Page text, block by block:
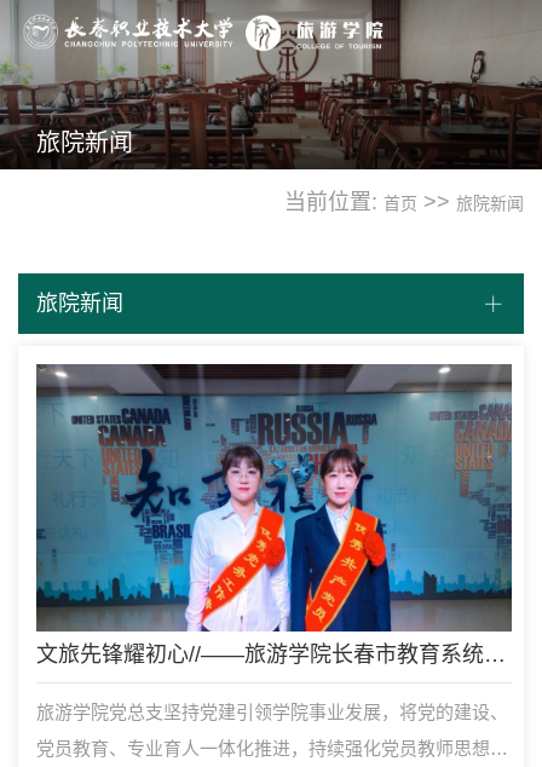
旅院新闻
当前位置: 首页 >> 旅院新闻
旅院新闻
文旅先锋耀初心//——旅游学院长春市教育系统、校“两优一先”表彰对象先进事迹
旅游学院党总支坚持党建引领学院事业发展，将党的建设、
党员教育、专业育人一体化推进，持续强化党员教师思想提